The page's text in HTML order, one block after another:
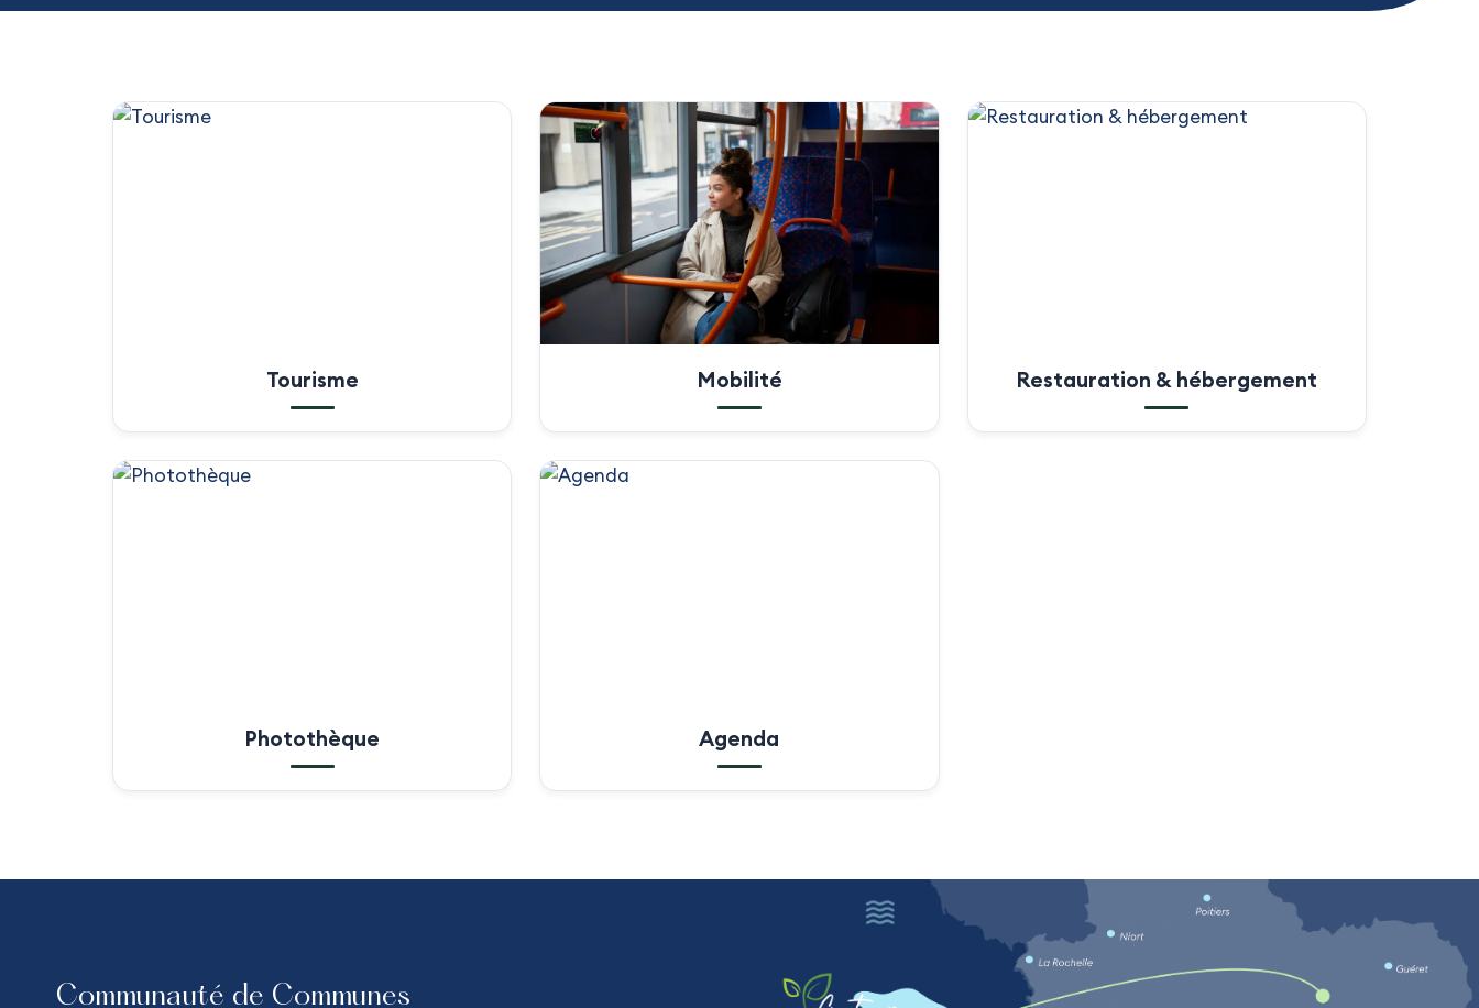
Tourisme Mobilité Restauration & hébergement
Photothèque Agenda
Communauté de Communes